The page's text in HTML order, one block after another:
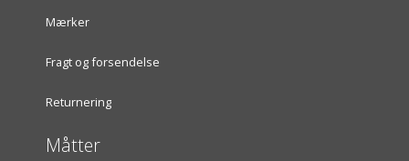
Mærker
Fragt og forsendelse
Returnering
Måtter